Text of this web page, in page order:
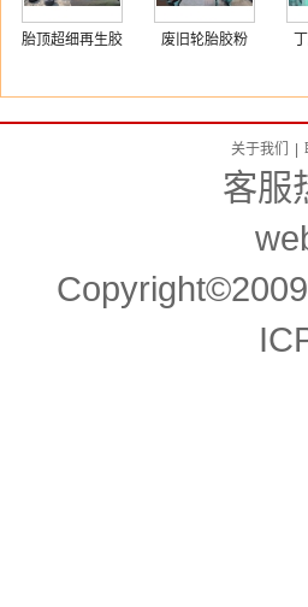
胎顶超细再生胶 废旧轮胎胶粉
关于我们
客服